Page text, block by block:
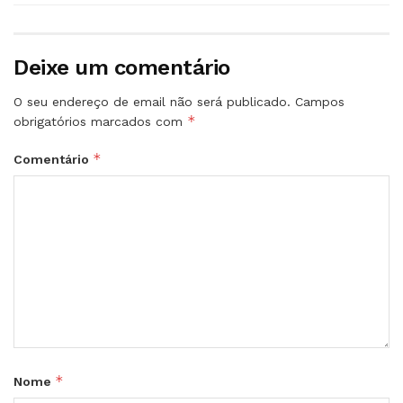
Deixe um comentário
O seu endereço de email não será publicado. Campos
obrigatórios marcados com *
Comentário *
Nome *